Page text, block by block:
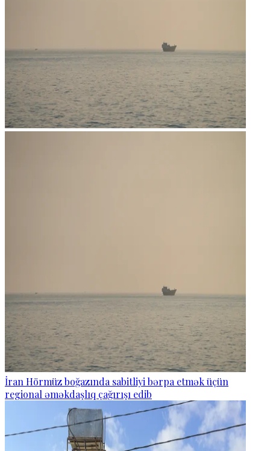
İran Hörmüz boğazında sabitliyi bərpa etmək üçün
regional əməkdaşlıq çağırışı edib